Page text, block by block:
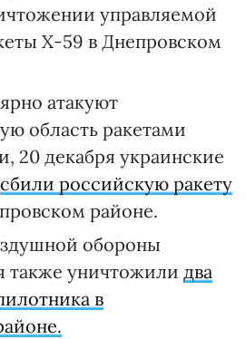
управляемой
Х-59 в Днепровском
атакуют
область ракетами
20 декабря украинские
сбили российскую ракету
районе.
обороны
также уничтожили два
в